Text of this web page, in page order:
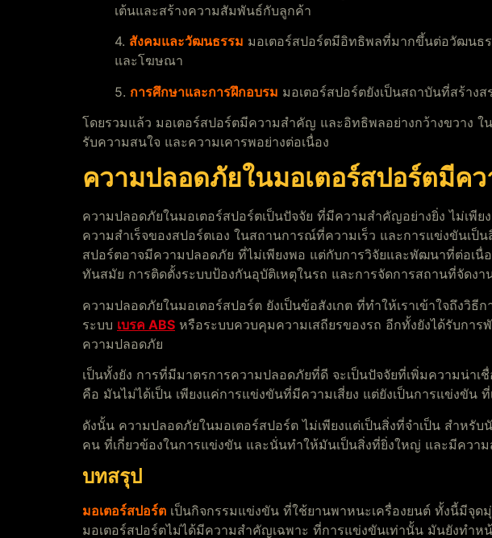
เต้นและสร้างความสัมพันธ์กับลูกค้า
4. สังคมและวัฒนธรรม มอเตอร์สปอร์ตมีอิทธิพลที่มากขึ้นต่อวัฒนธ
และโฆษณา
5. การศึกษาและการฝึกอบรม มอเตอร์สปอร์ตยังเป็นสถาบันที่สร้าง
โดยรวมแล้ว มอเตอร์สปอร์ตมีความสำคัญ และอิทธิพลอย่างกว้างขวาง ใ
รับความสนใจ และความเคารพอย่างต่อเนื่อง
ความปลอดภัยในมอเตอร์สปอร์ตมีค
ความปลอดภัยในมอเตอร์สปอร์ตเป็นปัจจัย ที่มีความสำคัญอย่างยิ่ง ไม่เพี
ความสำเร็จของสปอร์ตเอง ในสถานการณ์ที่ความเร็ว และการแข่งขันเ
สปอร์ตอาจมีความปลอดภัย ที่ไม่เพียงพอ แต่กับการวิจัยและพัฒนาที่ต่อเ
ทันสมัย การติดตั้งระบบป้องกันอุบัติเหตุในรถ และการจัดการสถานที่จัดง
ความปลอดภัยในมอเตอร์สปอร์ต ยังเป็นข้อสังเกต ที่ทำให้เราเข้าใจถึงวิ
ระบบ เบรค ABS หรือระบบควบคุมความเสถียรของรถ อีกทั้งยังได้รับกา
ความปลอดภัย
เป็นทั้งยัง การที่มีมาตรการความปลอดภัยที่ดี จะเป็นปัจจัยที่เพิ่มความน่
คือ มันไม่ได้เป็น เพียงแค่การแข่งขันที่มีความเสี่ยง แต่ยังเป็นการแข่งขัน
ดังนั้น ความปลอดภัยในมอเตอร์สปอร์ต ไม่เพียงแต่เป็นสิ่งที่จำเป็น สำห
คน ที่เกี่ยวข้องในการแข่งขัน และนั่นทำให้มันเป็นสิ่งที่ยิ่งใหญ่ และมีคว
บทสรุป
มอเตอร์สปอร์ต เป็นกิจกรรมแข่งขัน ที่ใช้ยานพาหนะเครื่องยนต์ ทั้งนี้มีจุ
มอเตอร์สปอร์ตไม่ได้มีความสำคัญเฉพาะ ที่การแข่งขันเท่านั้น มันยังทำ